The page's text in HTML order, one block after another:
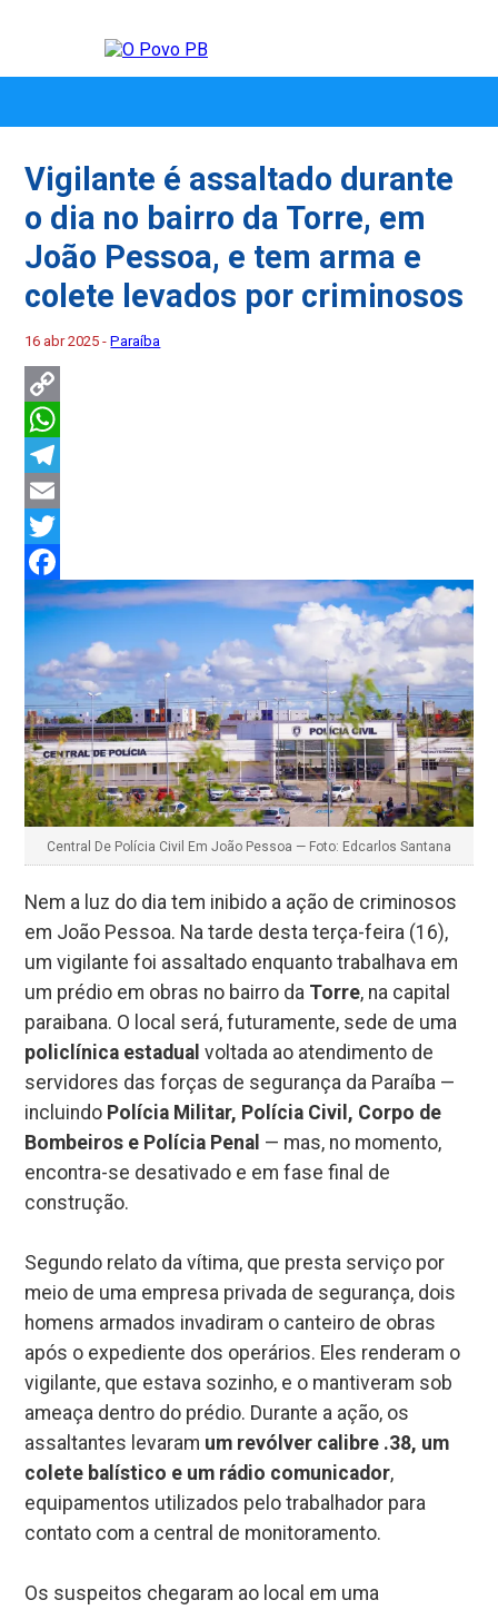
Vigilante é assaltado durante
o dia no bairro da Torre, em
João Pessoa, e tem arma e
colete levados por criminosos
16 abr 2025 -Paraíba
Copy
Link
WhatsApp
Telegram
Email
Twitter
Facebook
Central De Polícia Civil Em João Pessoa — Foto: Edcarlos Santana
Nem a luz do dia tem inibido a ação de criminosos
em João Pessoa. Na tarde desta terça-feira (16),
um vigilante foi assaltado enquanto trabalhava em
um prédio em obras no bairro da Torre, na capital
paraibana. O local será, futuramente, sede de uma
policlínica estadual voltada ao atendimento de
servidores das forças de segurança da Paraíba —
incluindo Polícia Militar, Polícia Civil, Corpo de
Bombeiros e Polícia Penal — mas, no momento,
encontra-se desativado e em fase final de
construção.
Segundo relato da vítima, que presta serviço por
meio de uma empresa privada de segurança, dois
homens armados invadiram o canteiro de obras
após o expediente dos operários. Eles renderam o
vigilante, que estava sozinho, e o mantiveram sob
ameaça dentro do prédio. Durante a ação, os
assaltantes levaram um revólver calibre .38, um
colete balístico e um rádio comunicador,
equipamentos utilizados pelo trabalhador para
contato com a central de monitoramento.
Os suspeitos chegaram ao local em uma